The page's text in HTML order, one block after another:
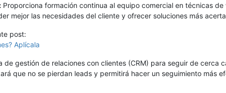
Proporciona formación continua al equipo comercial en técnicas de
mejor las necesidades del cliente y ofrecer soluciones más
post:
Aplícala
de gestión de relaciones con clientes (CRM) para seguir de cerca
que no se pierdan leads y permitirá hacer un seguimiento más